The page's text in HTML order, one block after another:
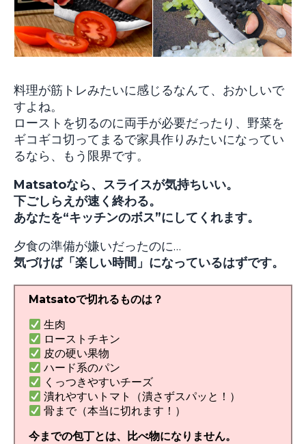
料理が筋トレみたいに感じるなんて、おかしいで
すよね。
ローストを切るのに両手が必要だったり、野菜を
ギコギコ切ってまるで家具作りみたいになってい
るなら、もう限界です。
Matsatoなら、スライスが気持ちいい。
下ごしらえが速く終わる。
あなたを“キッチンのボス”にしてくれます。
夕食の準備が嫌いだったのに…
気づけば「楽しい時間」になっているはずです。
Matsatoで切れるものは？
生肉
ローストチキン
皮の硬い果物
ハード系のパン
くっつきやすいチーズ
潰れやすいトマト（潰さずスパッと！）
骨まで（本当に切れます！）
今までの包丁とは、比べ物になりません。